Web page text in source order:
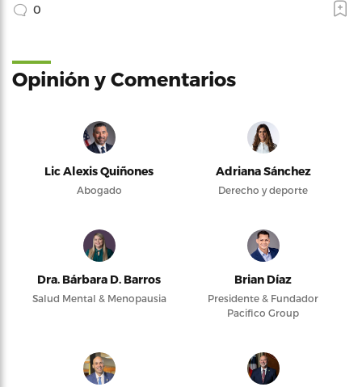
0
Opinión y Comentarios
Lic Alexis Quiñones
Abogado
Adriana Sánchez
Derecho y deporte
Dra. Bárbara D. Barros
Salud Mental & Menopausia
Brian Díaz
Presidente & Fundador
Pacifico Group